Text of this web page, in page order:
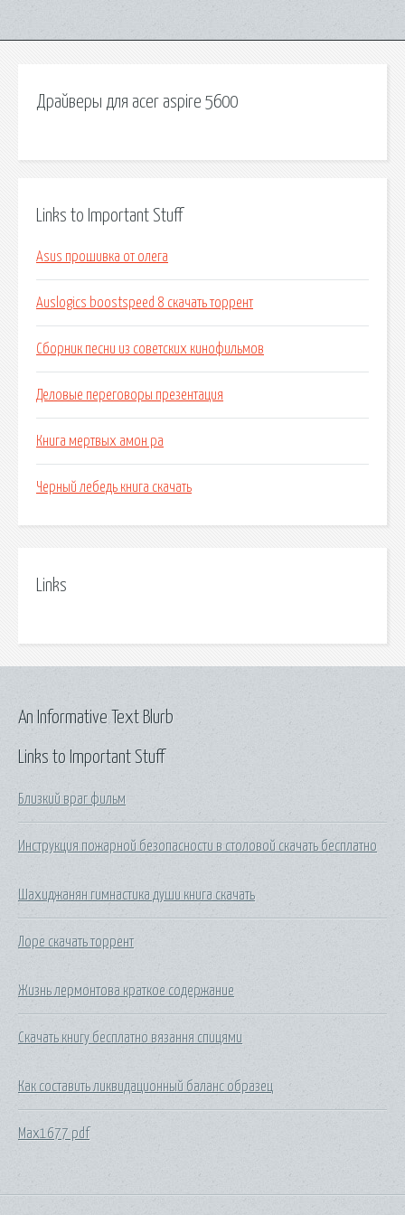
Драйверы для acer aspire 5600
Links to Important Stuff
Asus прошивка от олега
Auslogics boostspeed 8 скачать торрент
Сборник песни из советских кинофильмов
Деловые переговоры презентация
Книга мертвых амон ра
Черный лебедь книга скачать
Links
Links to Important Stuff
Близкий враг фильм
Инструкция пожарной безопасности в столовой скачать бесплатно
Шахиджанян гимнастика души книга скачать
Лоре скачать торрент
Жизнь лермонтова краткое содержание
Скачать книгу бесплатно вязання спицями
Как составить ликвидационный баланс образец
Max1677 pdf
An Informative Text Blurb